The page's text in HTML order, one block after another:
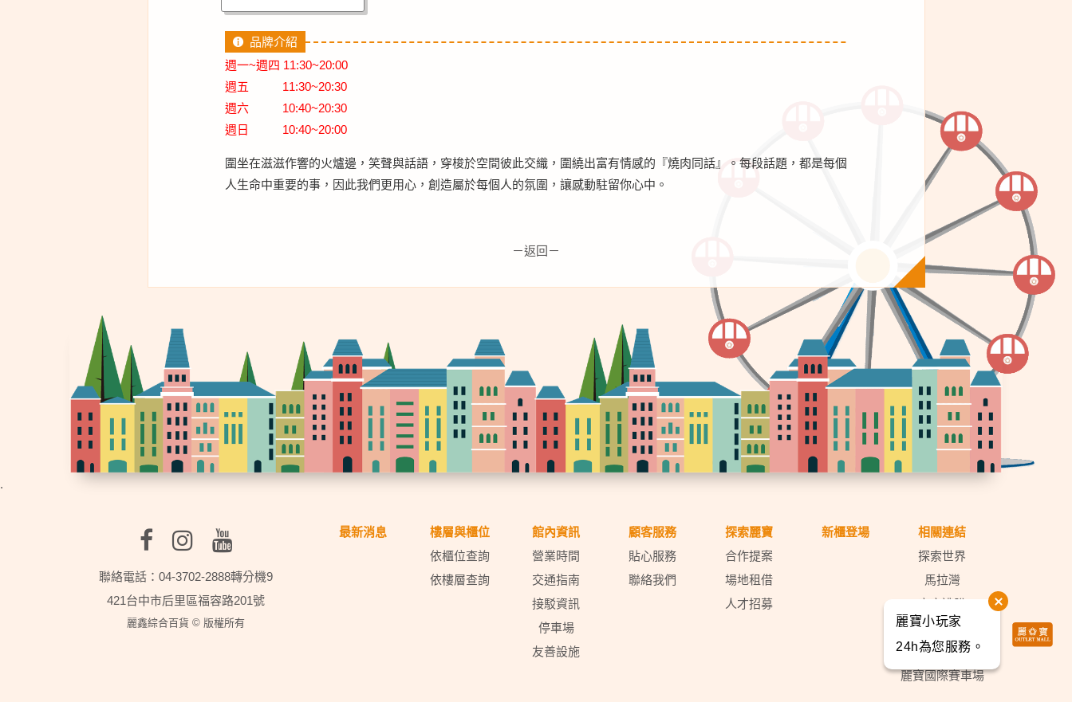
品牌介紹
週一~週四 11:30~20:00
週五
11:30~20:30
週六
10:40~20:30
週日
10:40~20:00
圍坐在滋滋作響的火爐邊，笑聲與話語，穿梭於空間彼此交織，圍繞出富有情感的『燒肉同話』。每段話題，都是每個
人生命中重要的事，因此我們更用心，創造屬於每個人的氛圍，讓感動駐留你心中。
－返回－
.
聯絡電話：04-3702-2888轉分機9
421台中市后里區福容路201號
麗鑫綜合百貨 © 版權所有
最新消息
樓層與櫃位
依櫃位查詢
依樓層查詢
館內資訊
營業時間
交通指南
接駁資訊
停車場
友善設施
顧客服務
貼心服務
聯絡我們
探索麗寶
合作提案
場地租借
人才招募
新櫃登場
相關連結
探索世界
馬拉灣
密室逃脫
天空之夢
麗寶福容大飯店
麗寶國際賽車場
麗寶小玩家
24h為您服務。